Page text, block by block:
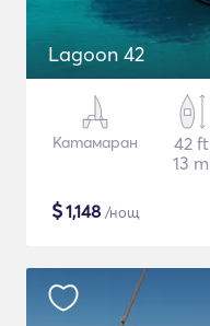
Lagoon 42
Катамаран
42 ft
13 m
$1,148 /нощ